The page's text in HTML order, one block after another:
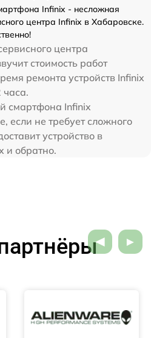
Infinix - несложная
центра Infinix в Хабаровске.
центра
стоимость работ
ремонта устройств Infinix
смартфона Infinix
если не требует сложного
устройство в
и обратно.